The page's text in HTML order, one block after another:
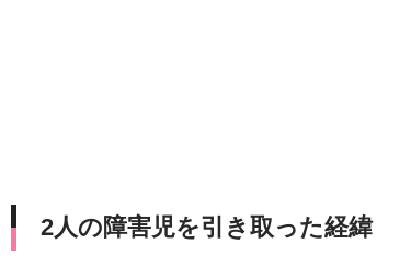
2人の障害児を引き取った経緯